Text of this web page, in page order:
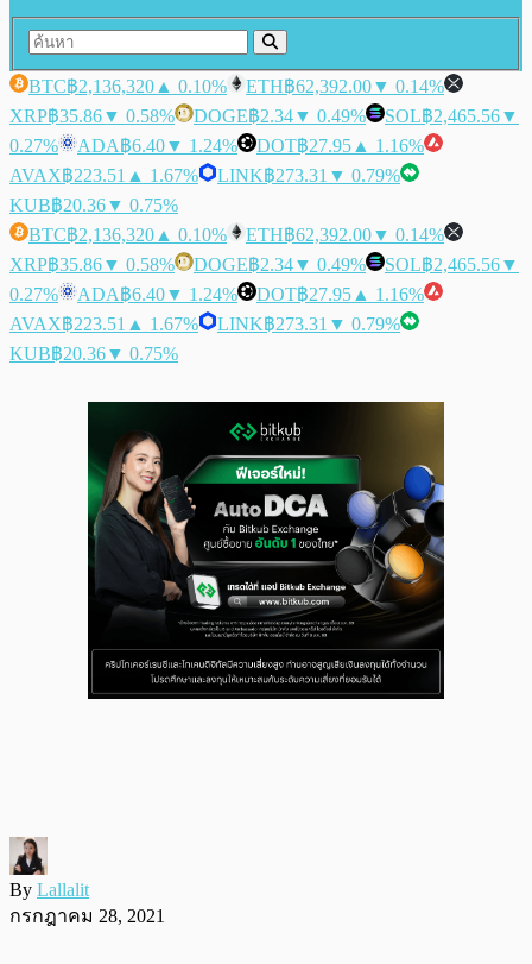
BTC฿2,136,320 ▲ 0.10% ETH฿62,392.00▼ 0.14%
XRP฿35.86▼ 0.58% DOGE฿2.34▼ 0.49% SOL฿2,465.56▼
0.27%
ADA฿6.40▼ 1.24% DOT฿27.95 ▲ 1.16%
AVAX฿223.51 ▲ 1.67% LINK฿273.31 ▼ 0.79%
KUB฿20.36▼ 0.75%
BTC฿2,136,320 ▲ 0.10% ETH฿62,392.00▼ 0.14%
XRP฿35.86▼ 0.58% DOGE฿2.34▼ 0.49% SOL฿2,465.56▼
0.27%
ADA฿6.40▼ 1.24% DOT฿27.95 ▲ 1.16%
AVAX฿223.51 ▲ 1.67% LINK฿273.31 ▼ 0.79%
KUB฿20.36▼ 0.75%
By Lallalit
กรกฎาคม 28, 2021